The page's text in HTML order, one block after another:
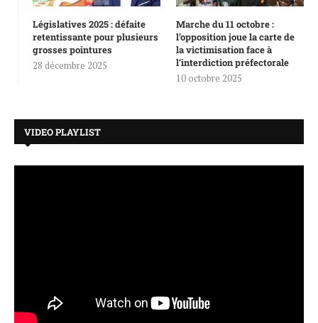
Législatives 2025 : défaite
retentissante pour plusieurs
grosses pointures
28 décembre 2025
Marche du 11 octobre :
l’opposition joue la carte de
la victimisation face à
l’interdiction préfectorale
10 octobre 2025
VIDEO PLAYLIST